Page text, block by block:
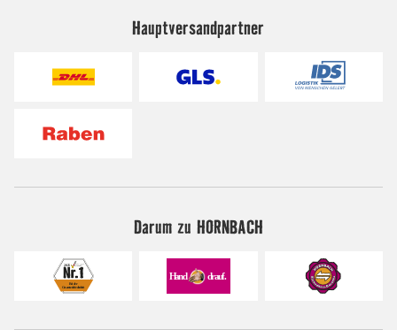
Hauptversandpartner
Darum zu HORNBACH